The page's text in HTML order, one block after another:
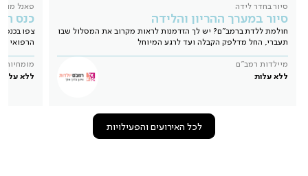
סיור בחדר לידה
סיור במערך ההריון והלידה
חולמת ללדת ברמב"ם? יש לך הזדמנות לראות מקרוב את המסלול שבו
תעברי, החל מדלפק הקבלה ועד לרגע המיוחל
מיילדות רמב"ם
ללא עלות
פאנל
כנס
הרפואי
מומחיות
ללא עלות
לכל האירועים והפעילויות